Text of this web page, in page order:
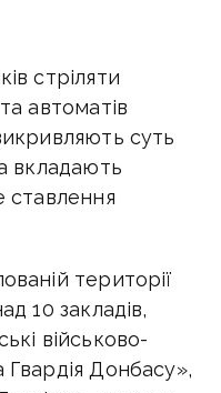
стріляти
автоматів
суть
вкладають
ставлення
території
10 закладів,
військово-
Гвардія Донбасу»,